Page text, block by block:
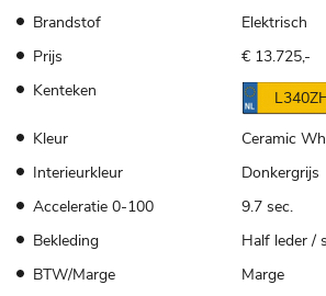
Brandstof
Elektrisch
Prijs
€ 13.725,-
Kenteken
Kleur
Ceramic
Interieurkleur
Donkergrijs
Acceleratie 0-100
9.7 sec.
Bekleding
Half leder /
BTW/Marge
Marge